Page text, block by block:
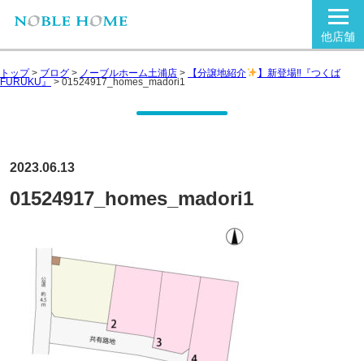
他店舗
トップ> ブログ > ノーブルホーム土浦店 > 【分譲地紹介 】新登場‼『つくば
FURUKU』>01524917_homes_madori1
2023.06.13
01524917_homes_madori1